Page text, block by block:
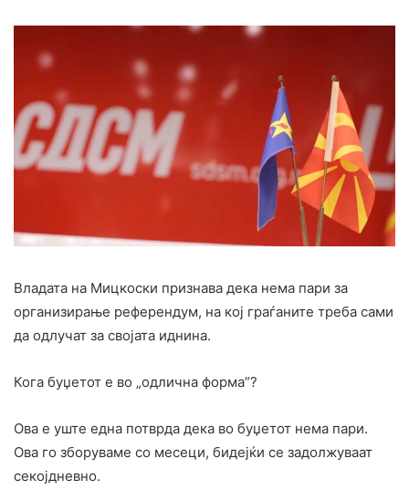
Владата на Мицкоски признава дека нема пари за
организирање референдум, на кој граѓаните треба сами
да одлучат за својата иднина.
Кога буџетот е во „одлична форма”?
Ова е уште една потврда дека во буџетот нема пари.
Ова го зборуваме со месеци, бидејќи се задолжуваат
секојдневно.